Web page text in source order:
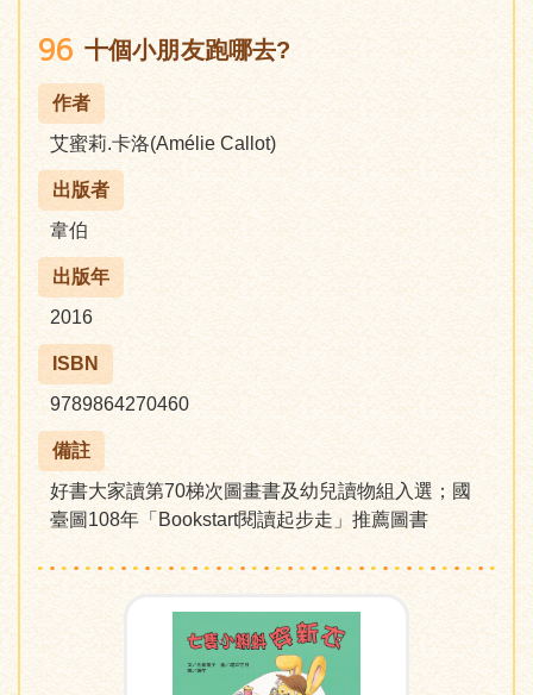
96 十個小朋友跑哪去?
作者
艾蜜莉.卡洛(Amélie Callot)
出版者
韋伯
出版年
2016
ISBN
9789864270460
備註
好書大家讀第70梯次圖畫書及幼兒讀物組入選；國
臺圖108年「Bookstart閱讀起步走」推薦圖書